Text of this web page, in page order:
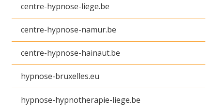
centre-hypnose-liege.be
centre-hypnose-namur.be
centre-hypnose-hainaut.be
hypnose-bruxelles.eu
hypnose-hypnotherapie-liege.be